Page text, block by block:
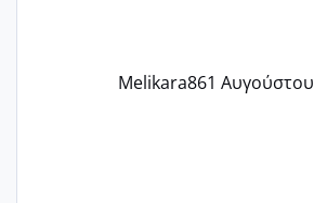
Melikara861 Αυγούστου